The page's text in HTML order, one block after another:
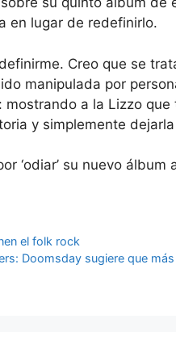
en lugar de redefinirlo.
Creo que se
manipulada por
mostrando a la Lizzo
y simplemente dejarla
‘odiar’ su nuevo
el folk rock
Doomsday sugiere que